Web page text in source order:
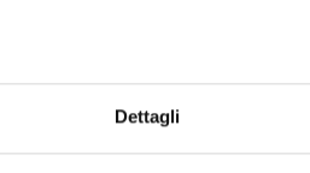
Dettagli